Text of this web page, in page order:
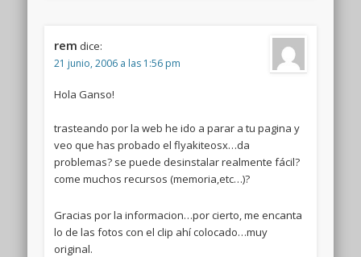
rem dice:
21 junio, 2006 a las 1:56 pm
Hola Ganso!
trasteando por la web he ido a parar a tu pagina y
veo que has probado el flyakiteosx…da
problemas? se puede desinstalar realmente fácil?
come muchos recursos (memoria,etc…)?
Gracias por la informacion…por cierto, me encanta
lo de las fotos con el clip ahí colocado…muy
original.